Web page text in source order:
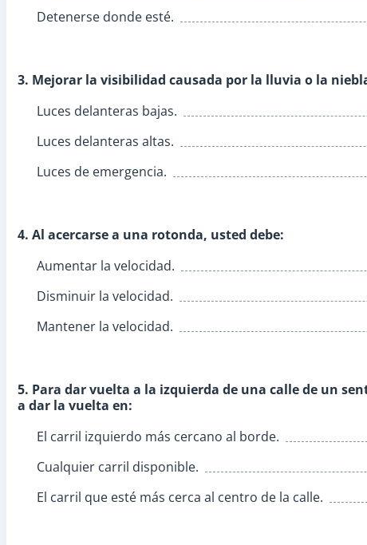
Detenerse donde esté.
3. Mejorar la visibilidad causada por la lluvia o la
Luces delanteras bajas.
Luces delanteras altas.
Luces de emergencia.
4. Al acercarse a una rotonda, usted debe:
Aumentar la velocidad.
Disminuir la velocidad.
Mantener la velocidad.
5. Para dar vuelta a la izquierda de una calle de un
a dar la vuelta en:
El carril izquierdo más cercano al borde.
Cualquier carril disponible.
El carril que esté más cerca al centro de la calle.